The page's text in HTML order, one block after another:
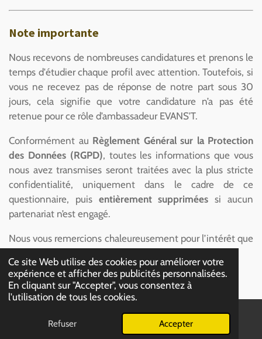
Ce site Web utilise des cookies pour améliorer votre
expérience et afficher des publicités personnalisées.
En cliquant sur "Accepter", vous consentez à
l'utilisation de tous les cookies.
Refuser Accepter
Note importante
Nous recevons de nombreuses candidatures et prenons le
temps d'étudier chaque profil avec attention. Toutefois, si
vous ne recevez pas de réponse de notre part sous 30
jours, cela signifie que votre candidature n’a pas été
retenue pour ce rôle d’ambassadeur EVANS’T.
Conformément au Règlement Général sur la Protection
des Données (RGPD), toutes les informations que vous
nous avez transmises seront traitées avec la plus stricte
confidentialité, uniquement dans le cadre de ce
questionnaire, puis entièrement supprimées si aucun
partenariat n’est engagé.
Nous vous remercions chaleureusement pour l’intérêt que
© 2025 - 2026 EVANS'T PARTNERS
E-mail